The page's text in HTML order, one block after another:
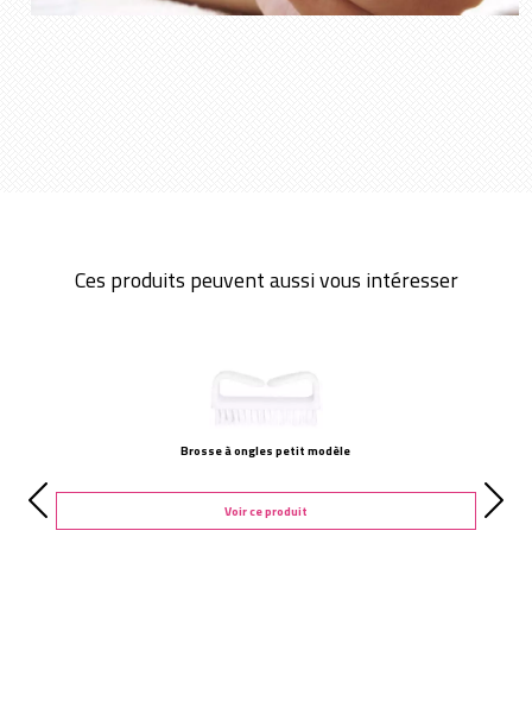
Ces produits peuvent aussi vous intéresser
Brosse à ongles petit modèle
Voir ce produit